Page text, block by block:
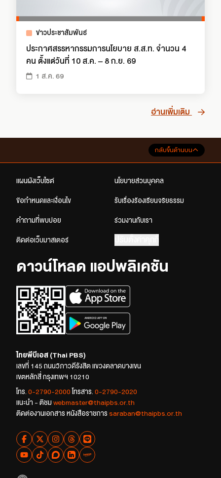
ข่าวประชาสัมพันธ์
ประกาศสรรหากรรมการนโยบาย ส.ส.ท. จำนวน 4
คน ตั้งแต่วันที่ 10 ส.ค. – 8 ก.ย. 69
1 ส.ค. 69
อ่านเพิ่มเติม
กลับขึ้นด้านบน
แผนผังเว็บไซต์ นโยบายส่วนบุคคล
ข้อกำหนดและเงื่อนไข รับเรื่องร้องเรียนจริยธรรม
คำถามที่พบบ่อย ร่วมงานกับเรา
ติดต่อเว็บมาสเตอร์
ดาวน์โหลด แอปพลิเคชัน
ไทยพีบีเอส (Thai PBS)
เลขที่ 145 ถนนวิภาวดีรังสิต แขวงตลาดบางเขน
เขตหลักสี่ กรุงเทพฯ 10210
โทร. 0-2790-2000 โทรสาร. 0-2790-2020
แนะนำ - ติชม webmaster@thaipbs.or.th
ติดต่องานเอกสาร หนังสือราชการ saraban@thaipbs.or.th